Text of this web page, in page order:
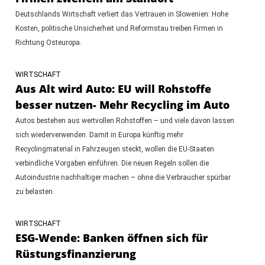
Deutschlands Wirtschaft verliert das Vertrauen in Slowenien: Hohe
Kosten, politische Unsicherheit und Reformstau treiben Firmen in
Richtung Osteuropa.
WIRTSCHAFT
Aus Alt wird Auto: EU will Rohstoffe
besser nutzen- Mehr Recycling im Auto
Autos bestehen aus wertvollen Rohstoffen – und viele davon lassen
sich wiederverwenden. Damit in Europa künftig mehr
Recyclingmaterial in Fahrzeugen steckt, wollen die EU-Staaten
verbindliche Vorgaben einführen. Die neuen Regeln sollen die
Autoindustrie nachhaltiger machen – ohne die Verbraucher spürbar
zu belasten.
WIRTSCHAFT
ESG-Wende: Banken öffnen sich für
Rüstungsfinanzierung